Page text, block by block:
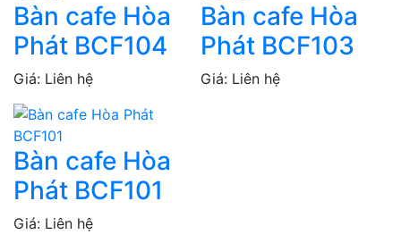
Bàn cafe Hòa
Phát BCF104
Giá: Liên hệ
Bàn cafe Hòa
Phát BCF103
Giá: Liên hệ
Bàn cafe Hòa
Phát BCF101
Giá: Liên hệ